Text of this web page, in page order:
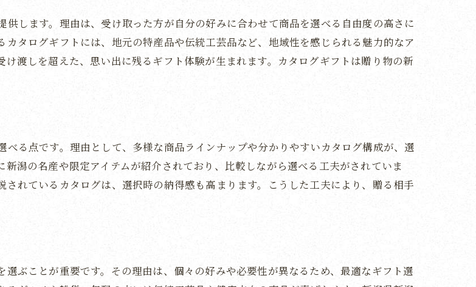
フト掲載商品を上手に選ぶポイント
トで全国の逸品を手に入れる方法
ト満足度を高める選び方の総まとめ
に合わせたカタログギフト選定のコツ
トで後悔しないための最終チェック
ービス比較で満足度アップのポイント
します。理由は、受け取った方が自分の好みに合わせて商品を選べる自由度の高さに
タログギフトには、地元の特産品や伝統工芸品など、地域性を感じられる魅力的なア
渡しを超えた、思い出に残るギフト体験が生まれます。カタログギフトは贈り物の新
る点です。理由として、多様な商品ラインナップや分かりやすいカタログ構成が、選
潟の名産や限定アイテムが紹介されており、比較しながら選べる工夫がされていま
れているカタログは、選択時の納得感も高まります。こうした工夫により、贈る相手
ぶことが重要です。その理由は、個々の好みや必要性が異なるため、最適なギフト選